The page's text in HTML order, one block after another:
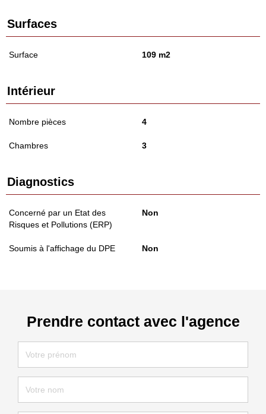
Surfaces
Surface 109 m2
Intérieur
Nombre pièces 4
Chambres 3
Diagnostics
Concerné par un Etat des
Risques et Pollutions (ERP)
Non
Soumis à l'affichage du DPE Non
Prendre contact avec l'agence